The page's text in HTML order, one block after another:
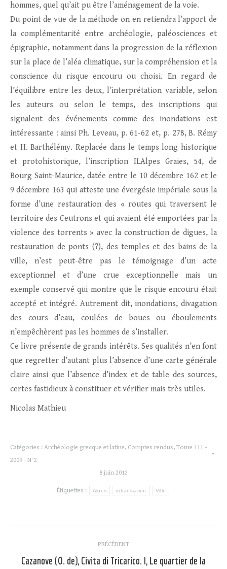
hommes, quel qu’ait pu être l’aménagement de la voie.
Du point de vue de la méthode on en retiendra l’apport de
la complémentarité entre archéologie, paléosciences et
épigraphie, notamment dans la progression de la réflexion
sur la place de l’aléa climatique, sur la compréhension et la
conscience du risque encouru ou choisi. En regard de
l’équilibre entre les deux, l’interprétation variable, selon
les auteurs ou selon le temps, des inscriptions qui
signalent des événements comme des inondations est
intéressante : ainsi Ph. Leveau, p. 61-62 et, p. 278, B. Rémy
et H. Barthélémy. Replacée dans le temps long historique
et protohistorique, l’inscription ILAlpes Graies, 54, de
Bourg Saint-Maurice, datée entre le 10 décembre 162 et le
9 décembre 163 qui atteste une évergésie impériale sous la
forme d’une restauration des « routes qui traversent le
territoire des Ceutrons et qui avaient été emportées par la
violence des torrents » avec la construction de digues, la
restauration de ponts (?), des temples et des bains de la
ville, n’est peut-être pas le témoignage d’un acte
exceptionnel et d’une crue exceptionnelle mais un
exemple conservé qui montre que le risque encouru était
accepté et intégré. Autrement dit, inondations, divagation
des cours d’eau, coulées de boues ou éboulements
n’empêchèrent pas les hommes de s’installer.
Ce livre présente de grands intérêts. Ses qualités n’en font
que regretter d’autant plus l’absence d’une carte générale
claire ainsi que l’absence d’index et de table des sources,
certes fastidieux à constituer et vérifier mais très utiles.
Nicolas Mathieu
Catégories : Archéologie grecque et latine, Comptes rendus, Tome 111 -
2009 - N°2
8 juin 2012
Étiquettes : Alpes urbanisation Ville
article
PRÉCÉDENT
Cazanove (O. de), Civita di Tricarico. I, Le quartier de la